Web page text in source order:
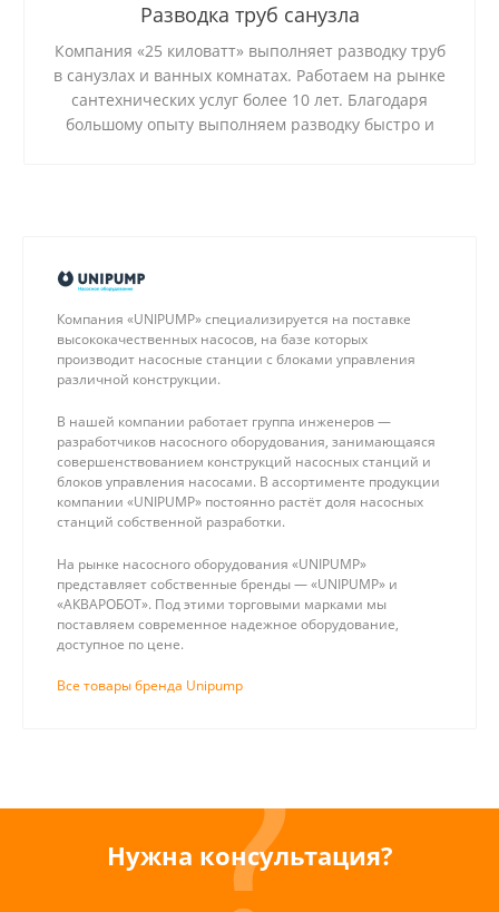
Разводка труб санузла
Компания «25 киловатт» выполняет разводку труб
в санузлах и ванных комнатах. Работаем на рынке
сантехнических услуг более 10 лет. Благодаря
большому опыту выполняем разводку быстро и
Компания «UNIPUMP» специализируется на поставке
высококачественных насосов, на базе которых
производит насосные станции с блоками управления
различной конструкции.
В нашей компании работает группа инженеров —
разработчиков насосного оборудования, занимающаяся
совершенствованием конструкций насосных станций и
блоков управления насосами. В ассортименте продукции
компании «UNIPUMP» постоянно растёт доля насосных
станций собственной разработки.
На рынке насосного оборудования «UNIPUMP»
представляет собственные бренды — «UNIPUMP» и
«АКВАРОБОТ». Под этими торговыми марками мы
поставляем современное надежное оборудование,
доступное по цене.
Все товары бренда Unipump
Нужна консультация?